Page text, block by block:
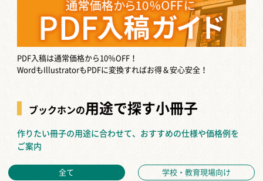
PDF入稿は通常価格から10％OFF！
WordもIllustratorもPDFに変換すればお得＆安心安全！
ブックホンの用途で探す小冊子
作りたい冊子の用途に合わせて、おすすめの仕様や価格例を
ご案内
全て 学校・教育現場向け